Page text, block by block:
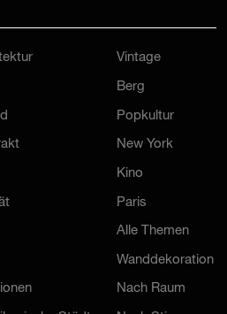
Vintage
Berg
Popkultur
New York
Kino
Paris
Alle Themen
Wanddekoration
Nach Raum